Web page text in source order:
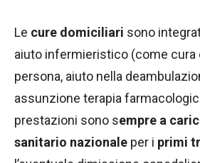
Le cure domiciliari sono
aiuto infermieristico (come cura
persona, aiuto nella
assunzione terapia
prestazioni sono sempre a
sanitario nazionale per i primi